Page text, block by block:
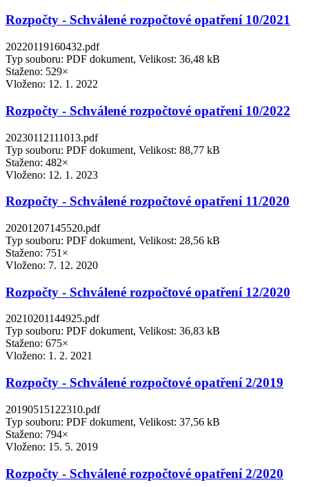
Rozpočty - Schválené rozpočtové opatření 10/2021
20220119160432.pdf
Typ souboru: PDF dokument, Velikost: 36,48 kB
Staženo: 529×
Vloženo: 12. 1. 2022
Rozpočty - Schválené rozpočtové opatření 10/2022
20230112111013.pdf
Typ souboru: PDF dokument, Velikost: 88,77 kB
Staženo: 482×
Vloženo: 12. 1. 2023
Rozpočty - Schválené rozpočtové opatření 11/2020
20201207145520.pdf
Typ souboru: PDF dokument, Velikost: 28,56 kB
Staženo: 751×
Vloženo: 7. 12. 2020
Rozpočty - Schválené rozpočtové opatření 12/2020
20210201144925.pdf
Typ souboru: PDF dokument, Velikost: 36,83 kB
Staženo: 675×
Vloženo: 1. 2. 2021
Rozpočty - Schválené rozpočtové opatření 2/2019
20190515122310.pdf
Typ souboru: PDF dokument, Velikost: 37,56 kB
Staženo: 794×
Vloženo: 15. 5. 2019
Rozpočty - Schválené rozpočtové opatření 2/2020